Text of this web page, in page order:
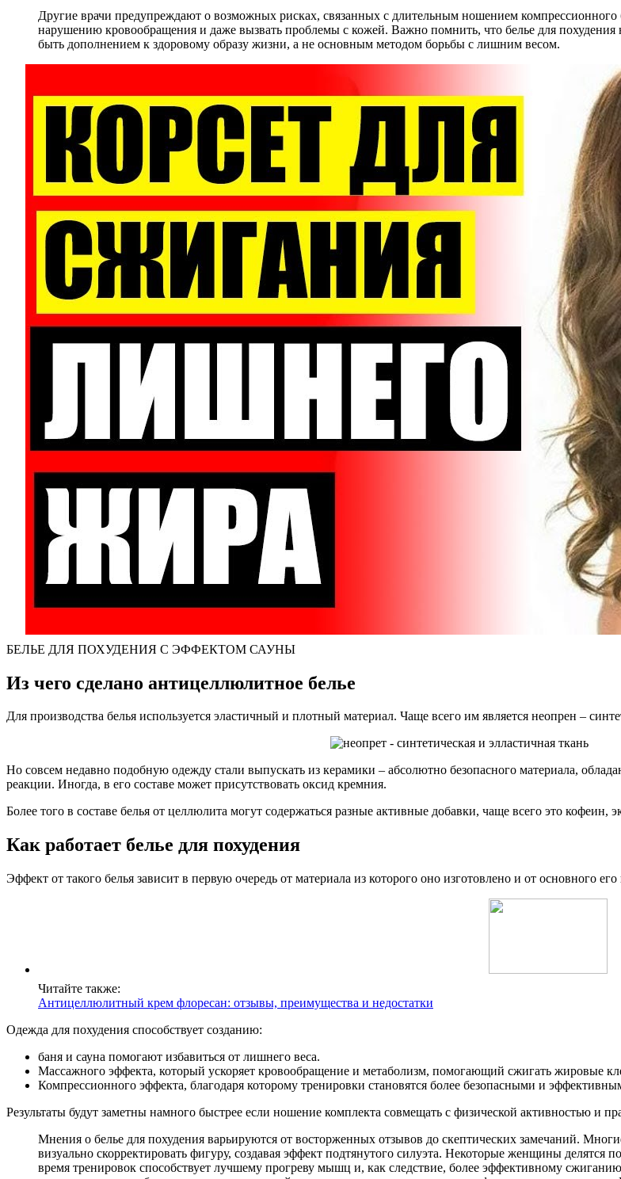
Другие врачи предупреждают о возможных рисках, связанных с длительным ношением
нарушению кровообращения и даже вызвать проблемы с кожей. Важно помнить, что белье для похудения
быть дополнением к здоровому образу жизни, а не основным методом борьбы с лишним весом.
БЕЛЬЕ ДЛЯ ПОХУДЕНИЯ С ЭФФЕКТОМ САУНЫ
Из чего сделано антицеллюлитное белье
Для производства белья используется эластичный и плотный материал. Чаще всего им является неопрен –
Но совсем недавно подобную одежду стали выпускать из керамики – абсолютно безопасного материала,
реакции. Иногда, в его составе может присутствовать оксид кремния.
Более того в составе белья от целлюлита могут содержаться разные активные добавки, чаще всего это
Как работает белье для похудения
Эффект от такого белья зависит в первую очередь от материала из которого оно изготовлено и от основного его
Читайте также:
Антицеллюлитный крем флоресан: отзывы, преимущества и недостатки
Одежда для похудения способствует созданию:
баня и сауна помогают избавиться от лишнего веса.
Массажного эффекта, который ускоряет кровообращение и метаболизм, помогающий сжигать жировые
Компрессионного эффекта, благодаря которому тренировки становятся более безопасными и
Результаты будут заметны намного быстрее если ношение комплекта совмещать с физической активностью и
Мнения о белье для похудения варьируются от восторженных отзывов до скептических замечаний.
визуально скорректировать фигуру, создавая эффект подтянутого силуэта. Некоторые женщины
время тренировок способствует лучшему прогреву мышц и, как следствие, более эффективному